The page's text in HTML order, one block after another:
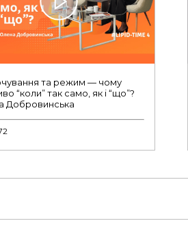
та режим — чому
“коли” так само, як і “що”?
Добровинська